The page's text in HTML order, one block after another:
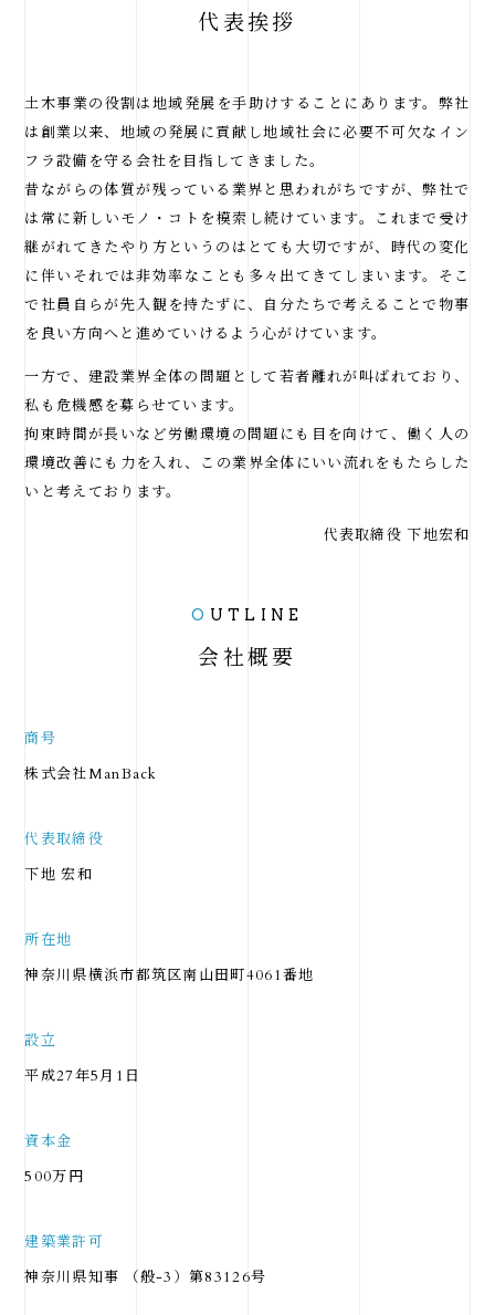
代表挨拶
土木事業の役割は地域発展を手助けすることにあります。弊社
は創業以来、地域の発展に貢献し地域社会に必要不可欠なイン
フラ設備を守る会社を目指してきました。
昔ながらの体質が残っている業界と思われがちですが、弊社で
は常に新しいモノ・コトを模索し続けています。これまで受け
継がれてきたやり方というのはとても大切ですが、時代の変化
に伴いそれでは非効率なことも多々出てきてしまいます。そこ
で社員自らが先入観を持たずに、自分たちで考えることで物事
を良い方向へと進めていけるよう心がけています。
一方で、建設業界全体の問題として若者離れが叫ばれており、
私も危機感を募らせています。
拘束時間が長いなど労働環境の問題にも目を向けて、働く人の
環境改善にも力を入れ、この業界全体にいい流れをもたらした
いと考えております。
代表取締役 下地宏和
O UTLINE
会社概要
商号
株式会社ManBack
代表取締役
下地 宏和
所在地
神奈川県横浜市都筑区南山田町4061番地
設立
平成27年5月1日
資本金
500万円
建築業許可
神奈川県知事 （般-3）第83126号